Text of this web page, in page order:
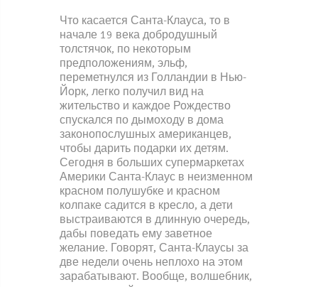
Что касается Санта-Клауса, то в
начале 19 века добродушный
толстячок, по некоторым
предположениям, эльф,
переметнулся из Голландии в Нью-
Йорк, легко получил вид на
жительство и каждое Рождество
спускался по дымоходу в дома
законопослушных американцев,
чтобы дарить подарки их детям.
Сегодня в больших супермаркетах
Америки Санта-Клаус в неизменном
красном полушубке и красном
колпаке садится в кресло, а дети
выстраиваются в длинную очередь,
дабы поведать ему заветное
желание. Говорят, Санта-Клаусы за
две недели очень неплохо на этом
зарабатывают. Вообще, волшебник,